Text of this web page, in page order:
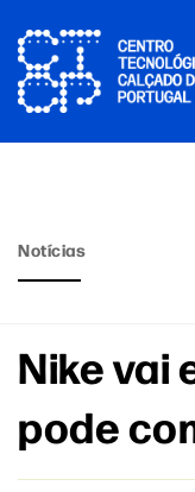
Notícias
Nike vai
pode